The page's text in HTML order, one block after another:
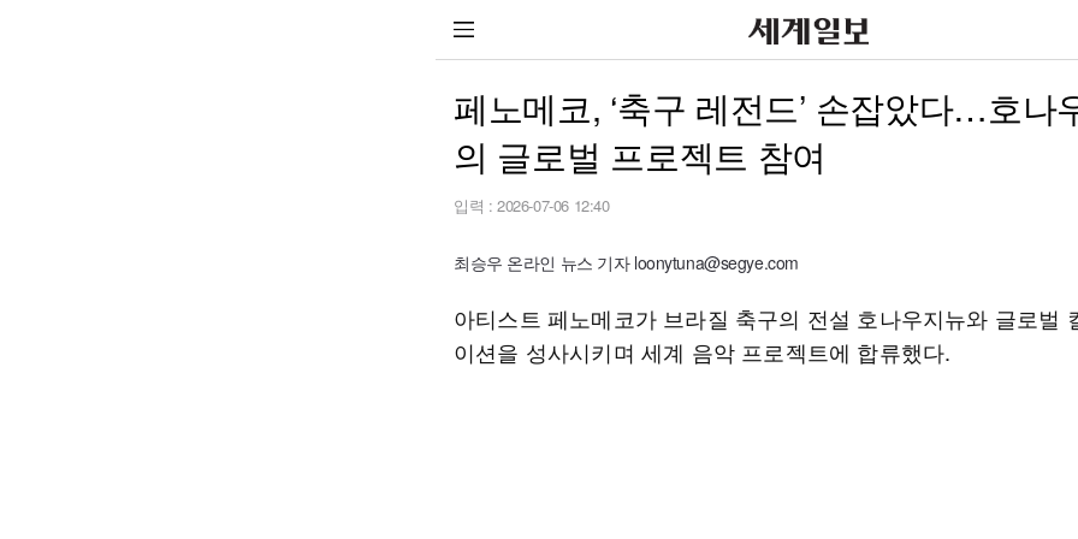
페노메코, ‘축구 레전드’ 손잡았다…호나
의 글로벌 프로젝트 참여
입력 : 2026-07-06 12:40
최승우 온라인 뉴스 기자 loonytuna@segye.com
아티스트 페노메코가 브라질 축구의 전설 호나우지뉴와 글로벌
이션을 성사시키며 세계 음악 프로젝트에 합류했다.